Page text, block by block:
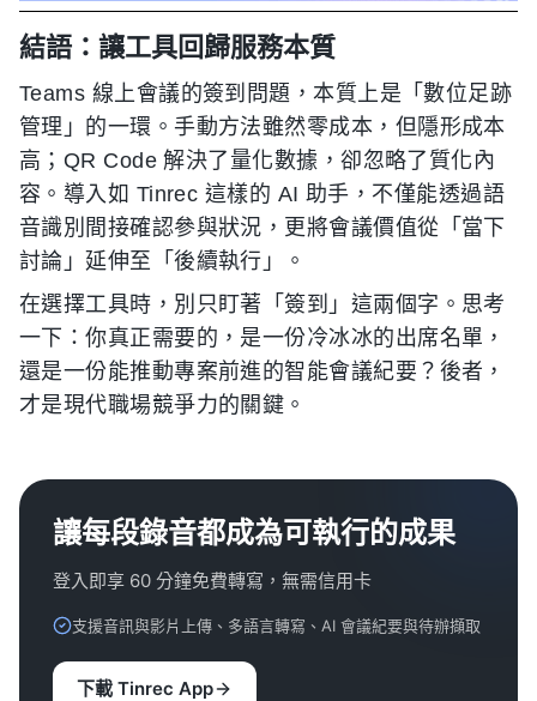
結語：讓工具回歸服務本質
Teams 線上會議的簽到問題，本質上是「數位足跡
管理」的一環。手動方法雖然零成本，但隱形成本
高；QR Code 解決了量化數據，卻忽略了質化內
容。導入如 Tinrec 這樣的 AI 助手，不僅能透過語
音識別間接確認參與狀況，更將會議價值從「當下
討論」延伸至「後續執行」。
在選擇工具時，別只盯著「簽到」這兩個字。思考
一下：你真正需要的，是一份冷冰冰的出席名單，
還是一份能推動專案前進的智能會議紀要？後者，
才是現代職場競爭力的關鍵。
讓每段錄音都成為可執行的成果
登入即享 60 分鐘免費轉寫，無需信用卡
支援音訊與影片上傳、多語言轉寫、AI 會議紀要與待辦擷取
下載 Tinrec App